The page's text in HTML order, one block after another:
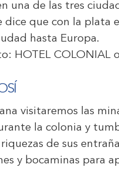
una de las tres
dice que con la plata
hasta Europa.
HOTEL COLONIAL
visitaremos las
la colonia y
de sus
y bocaminas para